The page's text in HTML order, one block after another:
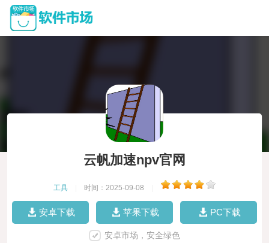
云帆加速npv官网
工具 时间：2025-09-08
安卓下载 苹果下载 PC下载
安卓市场，安全绿色